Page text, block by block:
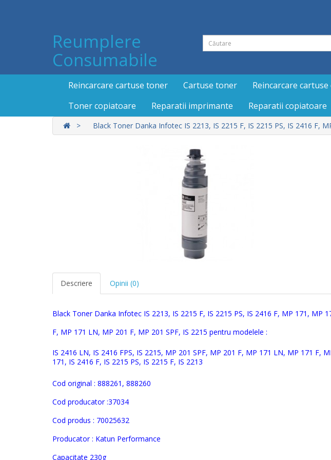
Reumplere
Consumabile
Reincarcare cartuse toner Cartuse toner Reincarcare cartuse
Toner copiatoare
Reparatii imprimante Reparatii copiatoare
Black Toner Danka Infotec IS 2213, IS 2215 F, IS 2215 PS, IS 2416 F,
Descriere Opinii (0)
Black Toner Danka Infotec IS 2213, IS 2215 F, IS 2215 PS, IS 2416 F, MP 171, MP
F, MP 171 LN, MP 201 F, MP 201 SPF, IS 2215 pentru modelele :
IS 2416 LN, IS 2416 FPS, IS 2215, MP 201 SPF, MP 201 F, MP 171 LN, MP 171 F,
171, IS 2416 F, IS 2215 PS, IS 2215 F, IS 2213
Cod original : 888261, 888260
Cod producator :37034
Cod produs : 70025632
Producator : Katun Performance
Capacitate 230g